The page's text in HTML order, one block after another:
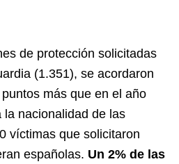
de protección solicitadas
(1.351), se acordaron
más que en el año
nacionalidad de las
víctimas que solicitaron
españolas. Un 2% de las